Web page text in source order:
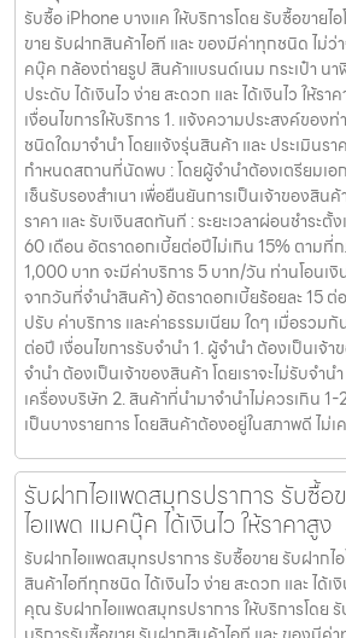
รับซื้อ iPhone บางแค ให้บริการโดย รับซื้อขาย
ขาย รับฝากสินค้าไอที และ ของมีค่าทุกชนิด ไม่ว่า
คบุ๊ค กล้องถ่ายรูป สินค้าแบรนด์เนม กระเป๋า นา
ประดับ ได้เงินไว ง่าย สะดวก และ ได้เงินไว ให้ร
เงื่อนไขการให้บริการ 1. แจ้งความประสงค์ของ
ชนิดใดมาจำนำ โดยแจ้งรุ่นสินค้า และ ประเมินร
กำหนดสถานที่นัดพบ : โดยผู้จำนำต้องเตรียมเอ
เซ็นรับรองสำเนา เพื่อยืนยันการเป็นเจ้าของสิน
ราคา และ รับเงินสดทันที : ระยะเวลาผ่อนชำระ
60 เดือน อัตราดอกเบี้ยต่อปีไม่เกิน 15% ตามที่
1,000 บาท จะมีค่าบริการ 5 บาท/วัน ท่านโอนเ
จากวันที่จำนำสินค้า) อัตราดอกเบี้ยร้อยละ 15 ต่
ปรับ ค่าบริการ และค่าธรรมเนียม ใดๆ เมื่อรวม
ต่อปี เงื่อนไขการรับจำนำ 1. ผู้จำนำ ต้องเป็นเจ้
จำนำ ต้องเป็นเจ้าของสินค้า โดยเราจะไม่รับจำน
เครื่องบริษัท 2. สินค้าที่นำมาจำนำไม่ควรเกิน
เป็นบางรายการ โดยสินค้าต้องอยู่ในสภาพดี ไม่
รับฝากไอแพดสมุทรปราการ รับซื้อ
ไอแพด แมคบุ๊ค ได้เงินไว ให้ราคาสูง
รับฝากไอแพดสมุทรปราการ รับซื้อขาย รับฝากไ
สินค้าไอทีทุกชนิด ได้เงินไว ง่าย สะดวก และ ได้เ
คุณ รับฝากไอแพดสมุทรปราการ ให้บริการโดย